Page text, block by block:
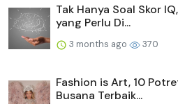
Tak Hanya Soal Skor
yang Perlu Di...
3 months ago 370
Fashion is Art, 10
Busana Terbaik...